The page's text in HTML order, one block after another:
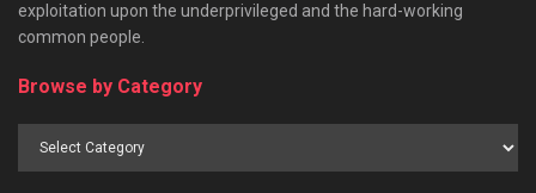
exploitation upon the underprivileged and the hard-working
common people.
Browse by Category